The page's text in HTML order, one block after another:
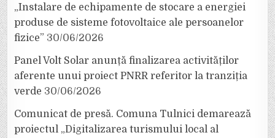
„Instalare de echipamente de stocare a energiei
produse de sisteme fotovoltaice ale persoanelor
fizice” 30/06/2026
Panel Volt Solar anunță finalizarea activităților
aferente unui proiect PNRR referitor la tranziția
verde 30/06/2026
Comunicat de presă. Comuna Tulnici demarează
proiectul „Digitalizarea turismului local al